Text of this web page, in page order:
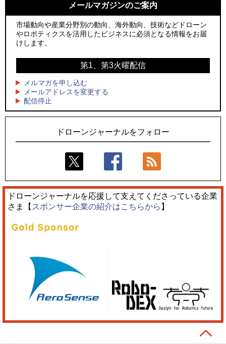
飛んだドローン、飛ばなかったドローン
ドローンとナイトバブルが競演、「花園ドローンショーフェ
スタ2026」10/3、4開催
水面から離着水できる「HOVERAir AQUA」を実機レビュー、
水上アクティビティを自動追尾で撮影
レーシングカーの製造技術をドローンへ、トピアが大型機と
量産構想を公開
防衛装備庁「迎撃ドローン早期取得プログラム」にテラドロ
ーンが採択、国産機で量産調達を目指す
サザンビーチちがさき花火大会で「復活の花火」打ち上げ、
ロボデックス、2時間超の飛行を目指す新型水素燃料電池ドロ
ーンを公開
防衛だけではない、測量から屋内点検まで展開するテラドロ
ーンのソリューション
メールマガジンのご案内
市場動向や産業分野別の動向、海外動向、技術などドローン
やロボティクスを活用したビジネスに必須となる情報をお届
けします。
第1、第3火曜配信
メルマガを申し込む
メールアドレスを変更する
配信停止
ドローンジャーナルをフォロー
ドローンジャーナルを応援して支えてくださっている企業
さま【 スポンサー企業の紹介はこちらから 】